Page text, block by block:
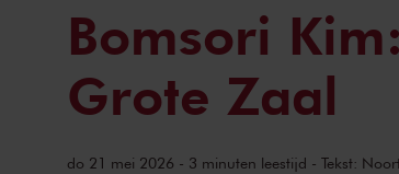
Bomsori
Grote Zaal
do 21 mei 2026 - 3 minuten leestijd - Tekst: